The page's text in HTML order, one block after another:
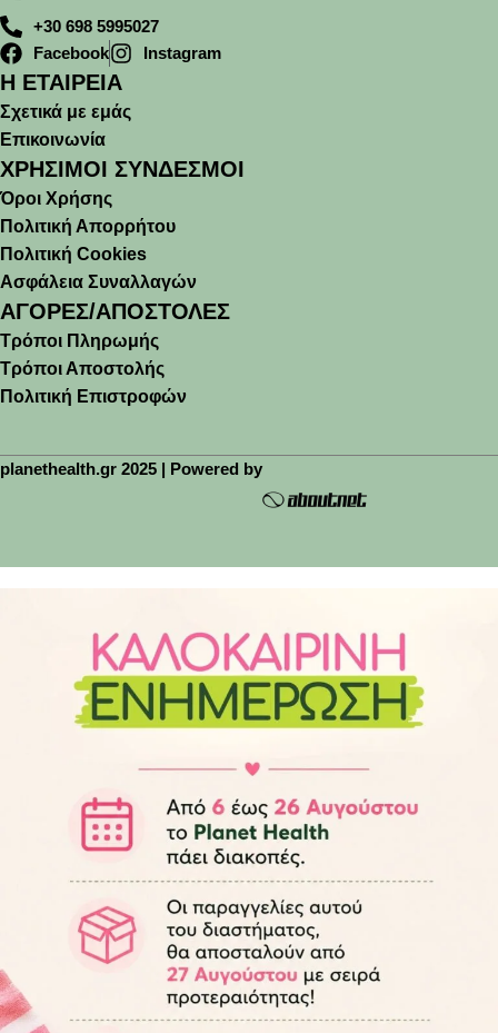
+30 698 5995027
Facebook
Instagram
Η ΕΤΑΙΡΕΙΑ
Σχετικά με εμάς
Επικοινωνία
ΧΡΗΣΙΜΟΙ ΣΥΝΔΕΣΜΟΙ
Όροι Χρήσης
Πολιτική Απορρήτου
Πολιτική Cookies
Ασφάλεια Συναλλαγών
ΑΓΟΡΕΣ/ΑΠΟΣΤΟΛΕΣ
Τρόποι Πληρωμής
Τρόποι Αποστολής
Πολιτική Επιστροφών
planethealth.gr 2025 | Powered by